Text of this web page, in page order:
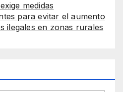
medidas
para evitar el aumento
ilegales en zonas rurales